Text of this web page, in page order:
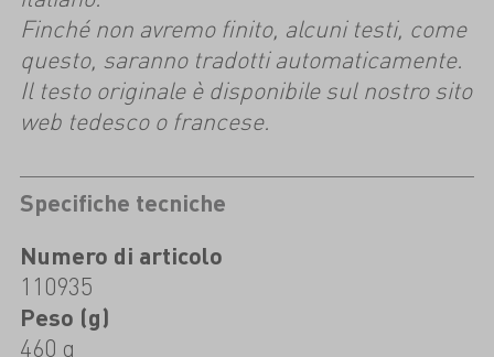
Finché non avremo finito, alcuni testi, come
questo, saranno tradotti automaticamente.
Il testo originale è disponibile sul nostro sito
web tedesco o francese.
Specifiche tecniche
Numero di articolo
110935
Peso (g)
460 g